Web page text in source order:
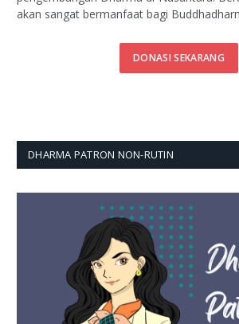
akan sangat bermanfaat bagi
DONASI SEKARANG
DHARMA PATRON NON-RUTIN